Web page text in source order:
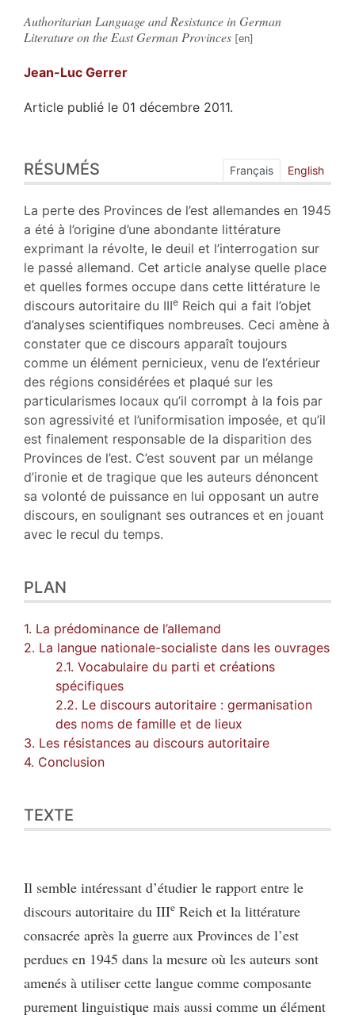
Authoritarian Language and Resistance in German
Literature on the East German Provinces
Jean-Luc Gerrer
Article publié le 01 décembre 2011.
Plan
Texte
Bibliographie
Notes
Citer cet article
Auteur
RÉSUMÉS Français English
La perte des Provinces de l’est allemandes en 1945
a été à l’origine d’une abondante littérature
exprimant la révolte, le deuil et l’interrogation sur
le passé allemand. Cet article analyse quelle place
et quelles formes occupe dans cette littérature le
discours autoritaire du IIIe Reich qui a fait l’objet
d’analyses scientifiques nombreuses. Ceci amène à
constater que ce discours apparaît toujours
comme un élément pernicieux, venu de l’extérieur
des régions considérées et plaqué sur les
particularismes locaux qu’il corrompt à la fois par
son agressivité et l’uniformisation imposée, et qu’il
est finalement responsable de la disparition des
Provinces de l’est. C’est souvent par un mélange
d’ironie et de tragique que les auteurs dénoncent
sa volonté de puissance en lui opposant un autre
discours, en soulignant ses outrances et en jouant
avec le recul du temps.
PLAN
1. La prédominance de l’allemand
2. La langue nationale-socialiste dans les ouvrages
2.1. Vocabulaire du parti et créations
spécifiques
2.2. Le discours autoritaire : germanisation
des noms de famille et de lieux
3. Les résistances au discours autoritaire
4. Conclusion
TEXTE
Il semble intéressant d’étudier le rapport entre le
discours autoritaire du IIIe Reich et la littérature
consacrée après la guerre aux Provinces de l’est
perdues en 1945 dans la mesure où les auteurs sont
amenés à utiliser cette langue comme composante
purement linguistique mais aussi comme un élément